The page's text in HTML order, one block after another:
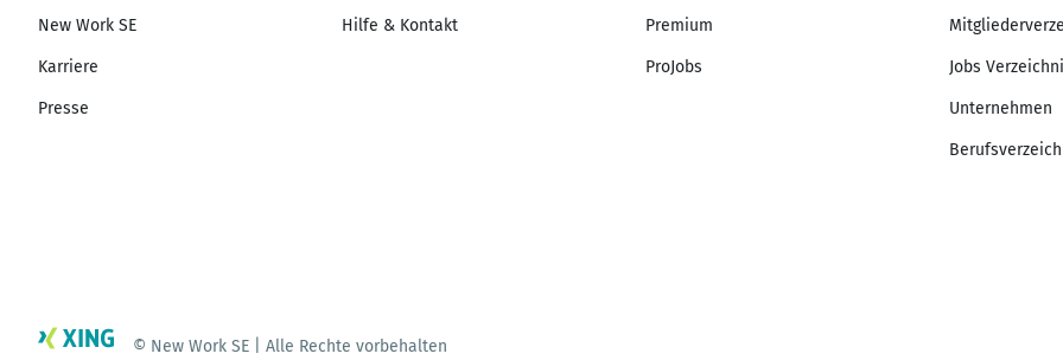
New Work SE
Karriere
Presse
Hilfe & Kontakt Premium
ProJobs Jobs
Unternehmen
© New Work SE | Alle Rechte vorbehalten